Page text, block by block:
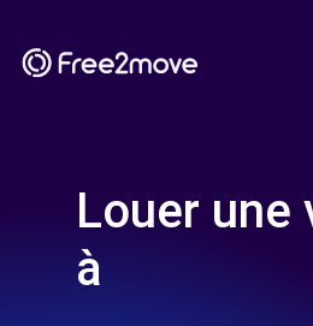
Louer une
à